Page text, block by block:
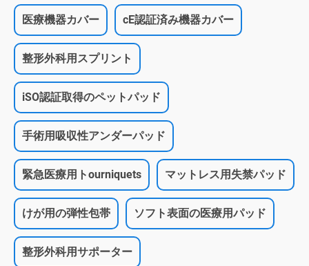
医療機器カバー cE認証済み機器カバー
整形外科用スプリント
iSO認証取得のペットパッド
手術用吸収性アンダーパッド
緊急医療用トourniquets マットレス用失禁パッド
けが用の弾性包帯 ソフト表面の医療用パッド
整形外科用サポーター